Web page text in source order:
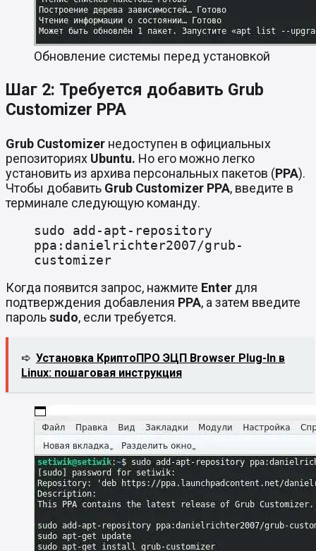
Обновление системы перед установкой
Шаг 2: Требуется добавить Grub
Customizer PPA
Grub Customizer недоступен в официальных
репозиториях Ubuntu. Но его можно легко
установить из архива персональных пакетов (PPA).
Чтобы добавить Grub Customizer PPA, введите в
терминале следующую команду.
sudo add-apt-repository
ppa:danielrichter2007/grub-
customizer
Когда появится запрос, нажмите Enter для
подтверждения добавления PPA, а затем введите
парольsudo, если требуется.
➪ Установка КриптоПРО ЭЦП Browser Plug-In в
Linux: пошаговая инструкция